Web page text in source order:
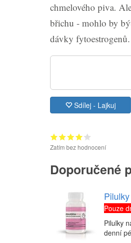
chmelového piva.
břichu - mohlo by
dávky fytoestrogenů.
Sdílej - Lajkuj
Zatím bez hodnocení
Doporučené
Pouze
Pilulky
denní